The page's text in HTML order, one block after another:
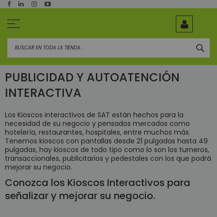
al
PUBLICIDAD Y AUTOATENCIÓN
INTERACTIVA
Los Kioscos interactivos de SAT están hechos para la
necesidad de su negocio y pensados mercados como
hotelería, restaurantes, hospitales, entre muchos más.
Tenemos kioscos con pantallas desde 21 pulgadas hasta 49
pulgadas, hay kioscos de todo tipo como lo son los turneros,
transaccionales, publicitarios y pedestales con los que podrá
mejorar su negocio.
Conozca los Kioscos Interactivos para
señalizar y mejorar su negocio.